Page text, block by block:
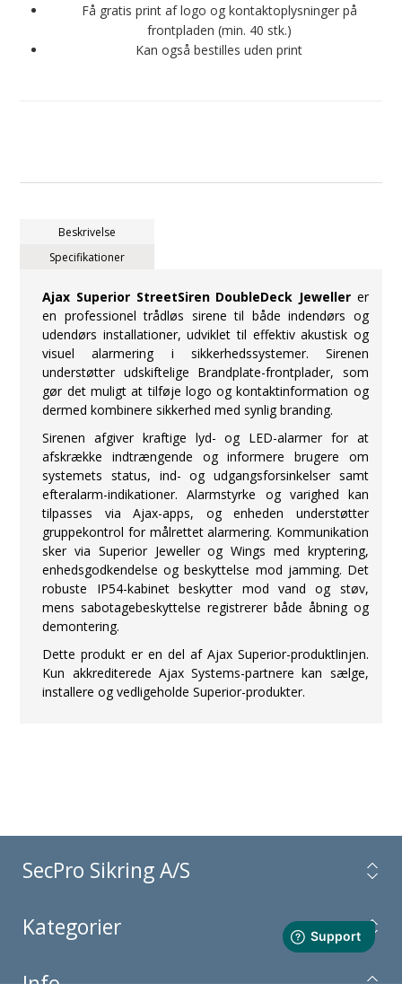
Få gratis print af logo og kontaktoplysninger på
frontpladen (min. 40 stk.)
Kan også bestilles uden print
Beskrivelse
Specifikationer
Ajax Superior StreetSiren DoubleDeck Jewellerer
en professionel trådløs sirene til både indendørs og
udendørs installationer, udviklet til effektiv akustisk og
visuel alarmering i sikkerhedssystemer. Sirenen
understøtter udskiftelige Brandplate-frontplader, som
gør det muligt at tilføje logo og kontaktinformation og
dermed kombinere sikkerhed med synlig branding.
Sirenen afgiver kraftige lyd- og LED-alarmer for at
afskrække indtrængende og informere brugere om
systemets status, ind- og udgangsforsinkelser samt
efteralarm-indikationer. Alarmstyrke og varighed kan
tilpasses via Ajax-apps, og enheden understøtter
gruppekontrol for målrettet alarmering. Kommunikation
sker via Superior Jeweller og Wings med kryptering,
enhedsgodkendelse og beskyttelse mod jamming. Det
robuste IP54-kabinet beskytter mod vand og støv,
mens sabotagebeskyttelse registrerer både åbning og
demontering.
Dette produkt er en del af Ajax Superior-produktlinjen.
Kun akkrediterede Ajax Systems-partnere kan sælge,
installere og vedligeholde Superior-produkter.
SecPro Sikring A/S
Kategorier
Info